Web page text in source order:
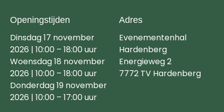
Openingstijden
Dinsdag 17 november
2026 | 10:00 – 18:00 uur
Woensdag 18 november
2026 | 10:00 – 18:00 uur
Donderdag 19 november
2026 | 10:00 – 17:00 uur
Adres
Evenementenhal
Hardenberg
Energieweg 2
7772 TV Hardenberg